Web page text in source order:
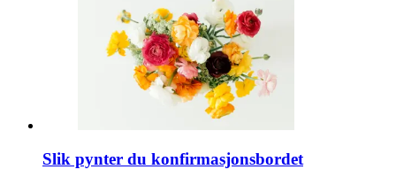
Slik pynter du konfirmasjonsbordet